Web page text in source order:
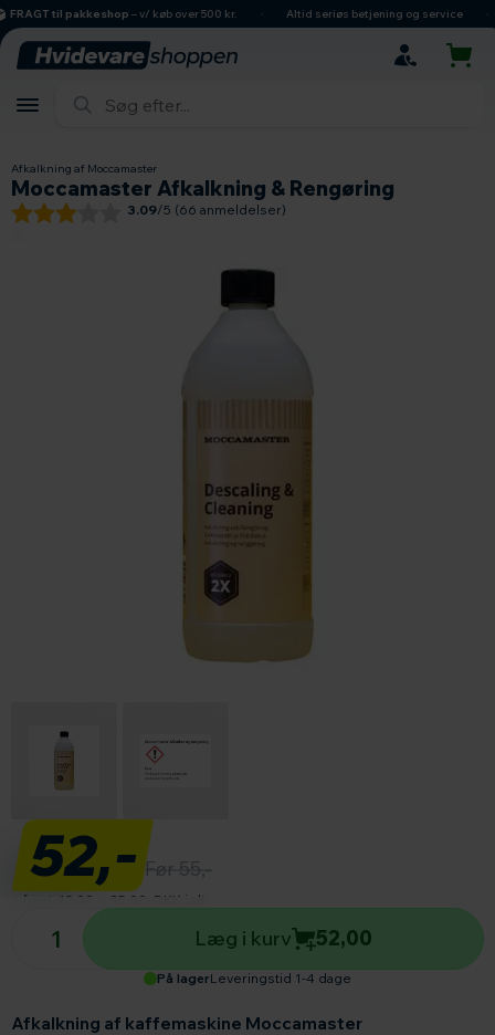
hovedindhold
søgning
navigation
indkøbskurv
til pakkeshop– v/ køb over 500 kr. Altid seriøs betjening og service
Afkalkning af Moccamaster
Moccamaster Afkalkning & Rengøring
3.09/5 (66 anmeldelser)
Afkalkning af kaffemaskine Moccamaster
52,- Før 55,-
+ fragt 43,00 95,00 DKK i alt
På lager Leveringstid 1-4 dage
Antal produkter
Læg i kurv 52,00